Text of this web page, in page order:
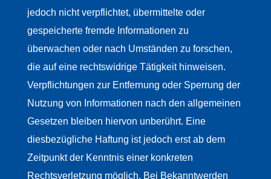
jedoch nicht verpflichtet, übermittelte oder
gespeicherte fremde Informationen zu
überwachen oder nach Umständen zu forschen,
die auf eine rechtswidrige Tätigkeit hinweisen.
Verpflichtungen zur Entfernung oder Sperrung der
Nutzung von Informationen nach den allgemeinen
Gesetzen bleiben hiervon unberührt. Eine
diesbezügliche Haftung ist jedoch erst ab dem
Zeitpunkt der Kenntnis einer konkreten
Rechtsverletzung möglich. Bei Bekanntwerden